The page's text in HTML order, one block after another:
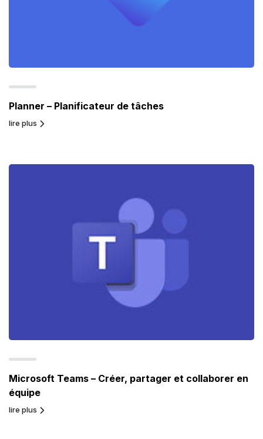
Planner – Planificateur de tâches
lire plus
Microsoft Teams – Créer, partager et collaborer en
équipe
lire plus